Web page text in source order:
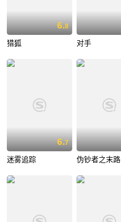
6.8
猎狐 对手
6.7
迷雾追踪 伪钞者之末路